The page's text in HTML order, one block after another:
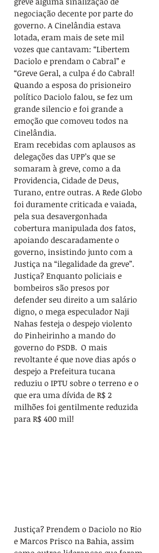
negociação decente por parte do
governo. A Cinelândia estava
lotada, eram mais de sete mil
vozes que cantavam: “Libertem
Daciolo e prendam o Cabral” e
“Greve Geral, a culpa é do Cabral!
Quando a esposa do prisioneiro
político Daciolo falou, se fez um
grande silencio e foi grande a
emoção que comoveu todos na
Cinelândia.
Eram recebidas com aplausos as
delegações das UPP’s que se
somaram à greve, como a da
Providencia, Cidade de Deus,
Turano, entre outras. A Rede Globo
foi duramente criticada e vaiada,
pela sua desavergonhada
cobertura manipulada dos fatos,
apoiando descaradamente o
governo, insistindo junto com a
Justiça na “ilegalidade da greve”.
Justiça? Enquanto policiais e
bombeiros são presos por
defender seu direito a um salário
digno, o mega especulador Naji
Nahas festeja o despejo violento
do Pinheirinho a mando do
governo do PSDB.  O mais
revoltante é que nove dias após o
despejo a Prefeitura tucana
reduziu o IPTU sobre o terreno e o
que era uma dívida de R$ 2
milhões foi gentilmente reduzida
para R$ 400 mil!
Justiça? Prendem o Daciolo no Rio
e Marcos Prisco na Bahia, assim